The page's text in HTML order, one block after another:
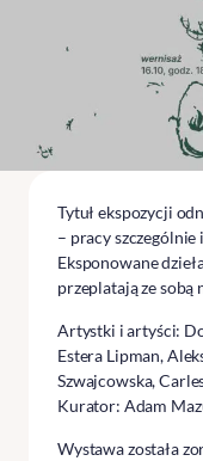
Tytuł ekspozycji
– pracy
Eksponowane
przeplatają ze sobą
Artystki i artyści:
Estera Lipman,
Szwajcowska,
Kurator: Adam
Wystawa została